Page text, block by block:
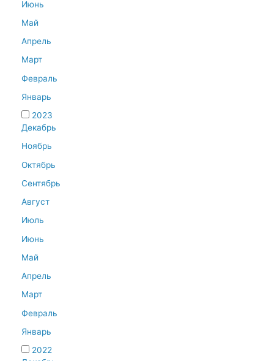
Июнь
Май
Апрель
Март
Февраль
Январь
2023
Декабрь
Ноябрь
Октябрь
Сентябрь
Август
Июль
Июнь
Май
Апрель
Март
Февраль
Январь
2022